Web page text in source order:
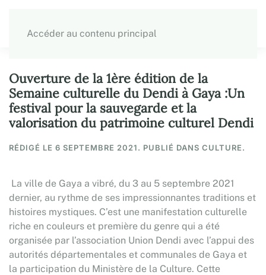
Accéder au contenu principal
Ouverture de la 1ère édition de la
Semaine culturelle du Dendi à Gaya :Un
festival pour la sauvegarde et la
valorisation du patrimoine culturel Dendi
RÉDIGÉ LE 6 SEPTEMBRE 2021. PUBLIÉ DANS CULTURE.
La ville de Gaya a vibré, du 3 au 5 septembre 2021
dernier, au rythme de ses impressionnantes traditions et
histoires mystiques. C’est une manifestation culturelle
riche en couleurs et première du genre qui a été
organisée par l’association Union Dendi avec l’appui des
autorités départementales et communales de Gaya et
la participation du Ministère de la Culture. Cette